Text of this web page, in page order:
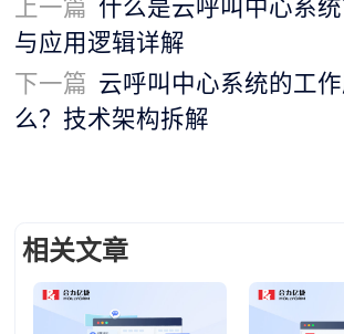
与应用逻辑详解
下一篇 云呼叫中心系统的工
么？技术架构拆解
相关文章